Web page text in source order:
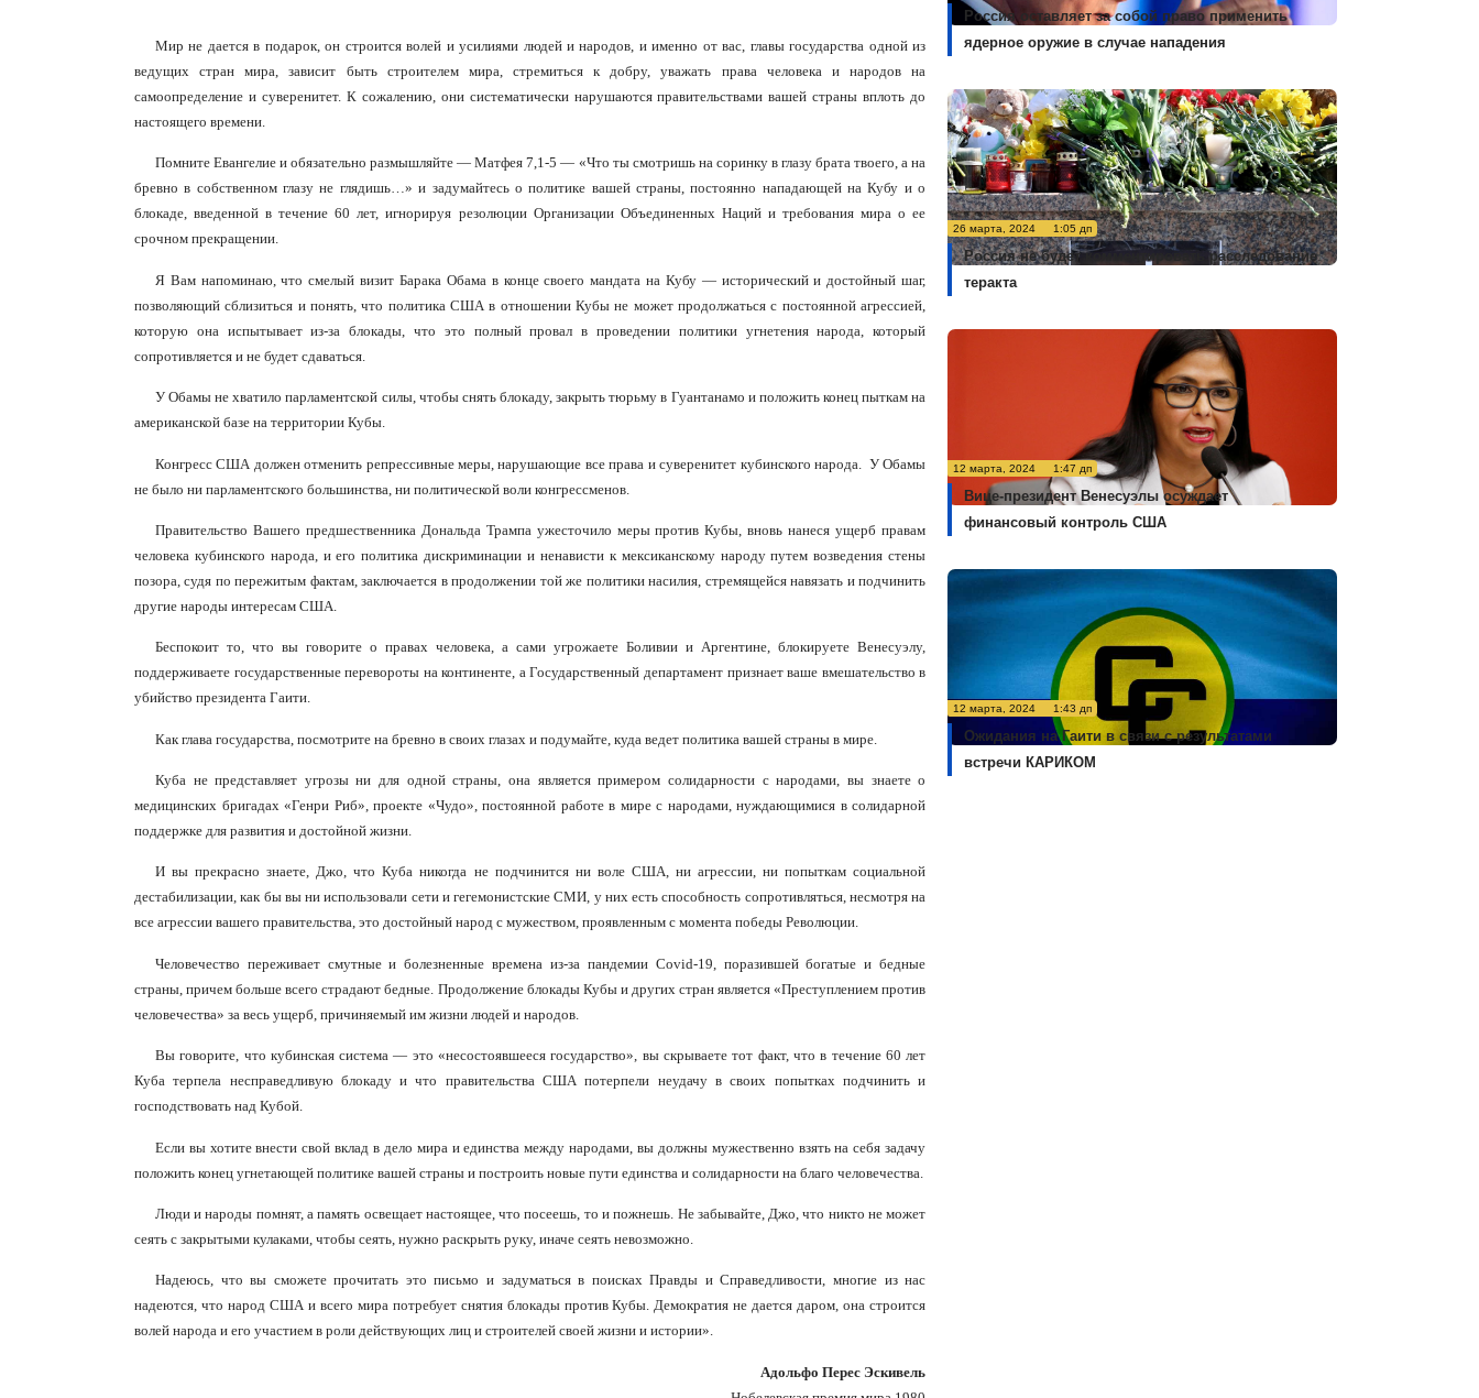
Мир не дается в подарок, он строится волей и усилиями людей и народов, и именно от вас, главы государства одной из
ведущих стран мира, зависит быть строителем мира, стремиться к добру, уважать права человека и народов на
самоопределение и суверенитет. К сожалению, они систематически нарушаются правительствами вашей страны вплоть до
настоящего времени.
Помните Евангелие и обязательно размышляйте — Матфея 7,1-5 — «Что ты смотришь на соринку в глазу брата твоего, а на
бревно в собственном глазу не глядишь…» и задумайтесь о политике вашей страны, постоянно нападающей на Кубу и о
блокаде, введенной в течение 60 лет, игнорируя резолюции Организации Объединенных Наций и требования мира о ее
срочном прекращении.
Я Вам напоминаю, что смелый визит Барака Обама в конце своего мандата на Кубу — исторический и достойный шаг,
позволяющий сблизиться и понять, что политика США в отношении Кубы не может продолжаться с постоянной агрессией,
которую она испытывает из-за блокады, что это полный провал в проведении политики угнетения народа, который
сопротивляется и не будет сдаваться.
У Обамы не хватило парламентской силы, чтобы снять блокаду, закрыть тюрьму в Гуантанамо и положить конец пыткам на
американской базе на территории Кубы.
Конгресс США должен отменить репрессивные меры, нарушающие все права и суверенитет кубинского народа.
У Обамы
не было ни парламентского большинства, ни политической воли конгрессменов.
Правительство Вашего предшественника Дональда Трампа ужесточило меры против Кубы, вновь нанеся ущерб правам
человека кубинского народа, и его политика дискриминации и ненависти к мексиканскому народу путем возведения стены
позора, судя по пережитым фактам, заключается в продолжении той же политики насилия, стремящейся навязать и подчинить
другие народы интересам США.
Беспокоит то, что вы говорите о правах человека, а сами угрожаете Боливии и Аргентине, блокируете Венесуэлу,
поддерживаете государственные перевороты на континенте, а Государственный департамент признает ваше вмешательство в
убийство президента Гаити.
Как глава государства, посмотрите на бревно в своих глазах и подумайте, куда ведет политика вашей страны в мире.
Куба не представляет угрозы ни для одной страны, она является примером солидарности с народами, вы знаете о
медицинских бригадах «Генри Риб», проекте «Чудо», постоянной работе в мире с народами, нуждающимися в солидарной
поддержке для развития и достойной жизни.
И вы прекрасно знаете, Джо, что Куба никогда не подчинится ни воле США, ни агрессии, ни попыткам социальной
дестабилизации, как бы вы ни использовали сети и гегемонистские СМИ, у них есть способность сопротивляться, несмотря на
все агрессии вашего правительства, это достойный народ с мужеством, проявленным с момента победы Революции.
Человечество переживает смутные и болезненные времена из-за пандемии Covid-19, поразившей богатые и бедные
страны, причем больше всего страдают бедные. Продолжение блокады Кубы и других стран является «Преступлением против
человечества» за весь ущерб, причиняемый им жизни людей и народов.
Вы говорите, что кубинская система — это «несостоявшееся государство», вы скрываете тот факт, что в течение 60 лет
Куба терпела несправедливую блокаду и что правительства США потерпели неудачу в своих попытках подчинить и
господствовать над Кубой.
Если вы хотите внести свой вклад в дело мира и единства между народами, вы должны мужественно взять на себя задачу
положить конец угнетающей политике вашей страны и построить новые пути единства и солидарности на благо человечества.
Люди и народы помнят, а память освещает настоящее, что посеешь, то и пожнешь. Не забывайте, Джо, что никто не может
сеять с закрытыми кулаками, чтобы сеять, нужно раскрыть руку, иначе сеять невозможно.
Надеюсь, что вы сможете прочитать это письмо и задуматься в поисках Правды и Справедливости, многие из нас
надеются, что народ США и всего мира потребует снятия блокады против Кубы. Демократия не дается даром, она строится
волей народа и его участием в роли действующих лиц и строителей своей жизни и истории».
Адольфо Перес Эскивель
Россия оставляет за собой право применить
ядерное оружие в случае нападения
26 марта, 2024 1:05 дп
Россия не будет комментировать расследование
теракта
12 марта, 2024 1:47 дп
Вице-президент Венесуэлы осуждает
финансовый контроль США
12 марта, 2024 1:43 дп
Ожидания на Гаити в связи с результатами
встречи КАРИКОМ